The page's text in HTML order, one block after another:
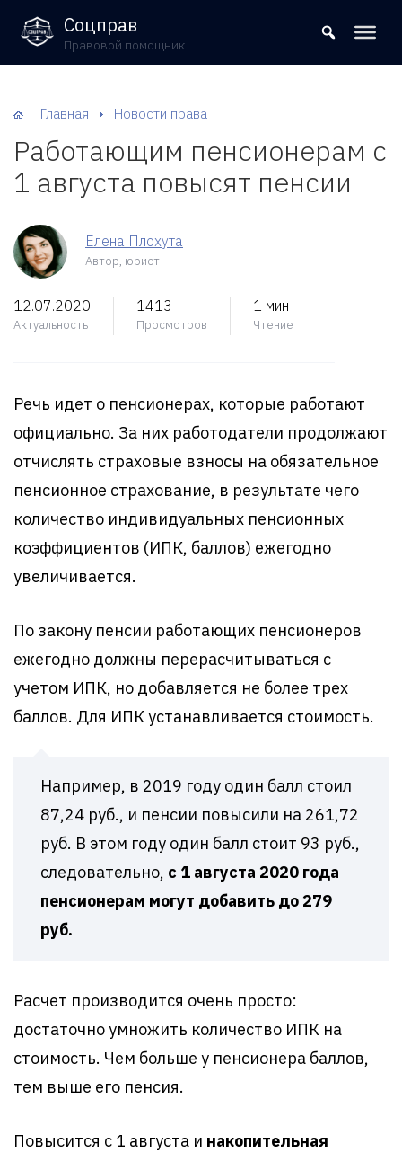
8 (800) 302-09-37
Соцправ
Правовой помощник
Главная Новости права
Работающим пенсионерам с
1 августа повысят пенсии
Елена Плохута
Автор, юрист
12.07.2020
Актуальность
1413
Просмотров
1 мин
Чтение
Речь идет о пенсионерах, которые работают
официально. За них работодатели продолжают
отчислять страховые взносы на обязательное
пенсионное страхование, в результате чего
количество индивидуальных пенсионных
коэффициентов (ИПК, баллов) ежегодно
увеличивается.
По закону пенсии работающих пенсионеров
ежегодно должны перерасчитываться с
учетом ИПК, но добавляется не более трех
баллов. Для ИПК устанавливается стоимость.
Например, в 2019 году один балл стоил
87,24 руб., и пенсии повысили на 261,72
руб. В этом году один балл стоит 93 руб.,
следовательно, с 1 августа 2020 года
пенсионерам могут добавить до 279
руб.
Расчет производится очень просто:
достаточно умножить количество ИПК на
стоимость. Чем больше у пенсионера баллов,
тем выше его пенсия.
Повысится с 1 августа и накопительная